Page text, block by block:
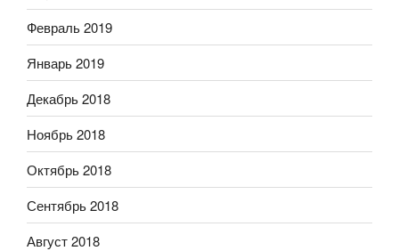
Февраль 2019
Январь 2019
Декабрь 2018
Ноябрь 2018
Октябрь 2018
Сентябрь 2018
Август 2018